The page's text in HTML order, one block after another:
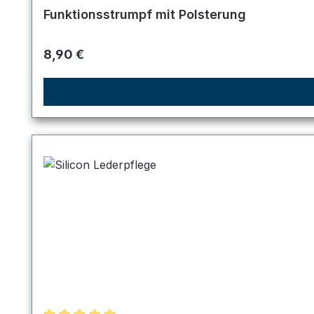
Durchschnittliche Bewertung von 5 von 5 Sternen
Funktionsstrumpf mit Polsterung
Regulärer Preis:
8,90 €